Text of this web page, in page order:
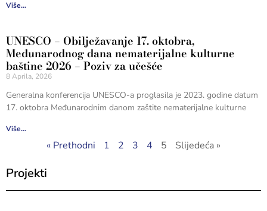
Više...
UNESCO – Obilježavanje 17. oktobra,
Međunarodnog dana nematerijalne kulturne
baštine 2026 – Poziv za učešće
8 Aprila, 2026
Generalna konferencija UNESCO-a proglasila je 2023. godine datum
17. oktobra Međunarodnim danom zaštite nematerijalne kulturne
Više...
« Prethodni 1 2 3 4 5 Slijedeća »
Projekti